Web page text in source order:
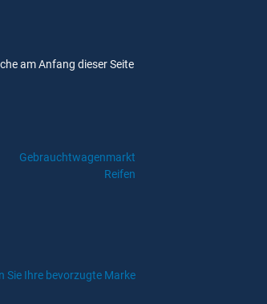
am Anfang dieser Seite
Gebrauchtwagenmarkt
Reifen
Sie Ihre bevorzugte Marke